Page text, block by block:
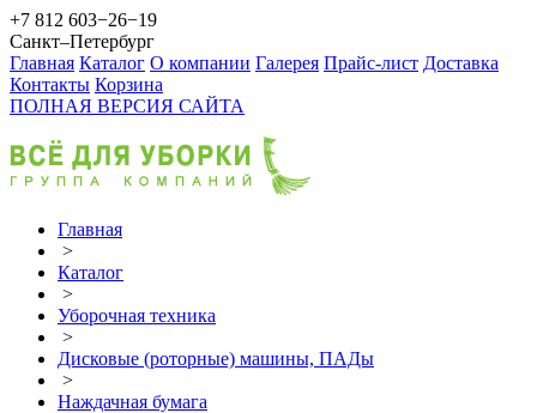
+7 812 603−26−19
Санкт–Петербург
Главная Каталог О компании Галерея Прайс-лист Доставка
Контакты Корзина
ПОЛНАЯ ВЕРСИЯ САЙТА
Главная
>
Каталог
>
Уборочная техника
>
Дисковые (роторные) машины, ПАДы
>
Наждачная бумага